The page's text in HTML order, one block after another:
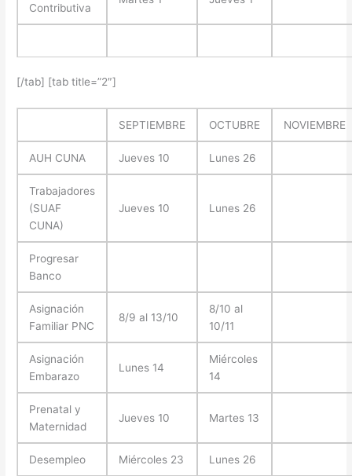
Contributiva
[/tab] [tab title=”2″]
SEPTIEMBRE OCTUBRE NOVIEMBRE
AUH CUNA Jueves 10 Lunes 26
Trabajadores
(SUAF
CUNA)
Jueves 10 Lunes 26
Progresar
Banco
Asignación
Familiar PNC
8/9 al 13/10
8/10 al
10/11
Asignación
Embarazo
Lunes 14
Miércoles
14
Prenatal y
Maternidad
Jueves 10 Martes 13
Desempleo Miércoles 23 Lunes 26